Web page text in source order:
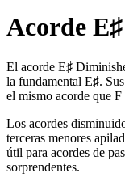
Acorde
El acorde E♯
la fundamental E♯.
el mismo acorde que
Los acordes
terceras menores
útil para acordes de
sorprendentes.